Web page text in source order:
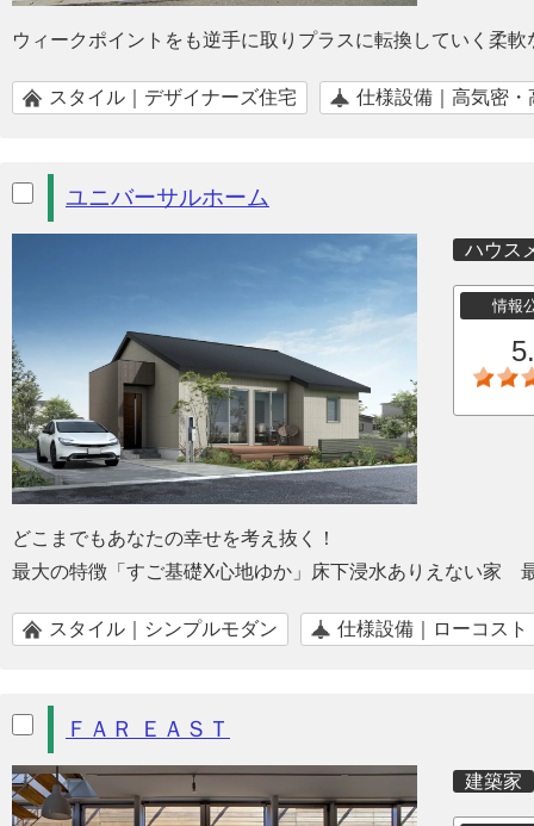
ウィークポイントをも逆手に取りプラスに転換していく柔
スタイル｜デザイナーズ住宅 仕様設備｜高気密・
ユニバーサルホーム
ハウス
情報
どこまでもあなたの幸せを考え抜く！
最大の特徴「すご基礎X心地ゆか」床下浸水ありえない
スタイル｜シンプルモダン 仕様設備｜ローコスト
ＦＡＲ ＥＡＳＴ
建築家